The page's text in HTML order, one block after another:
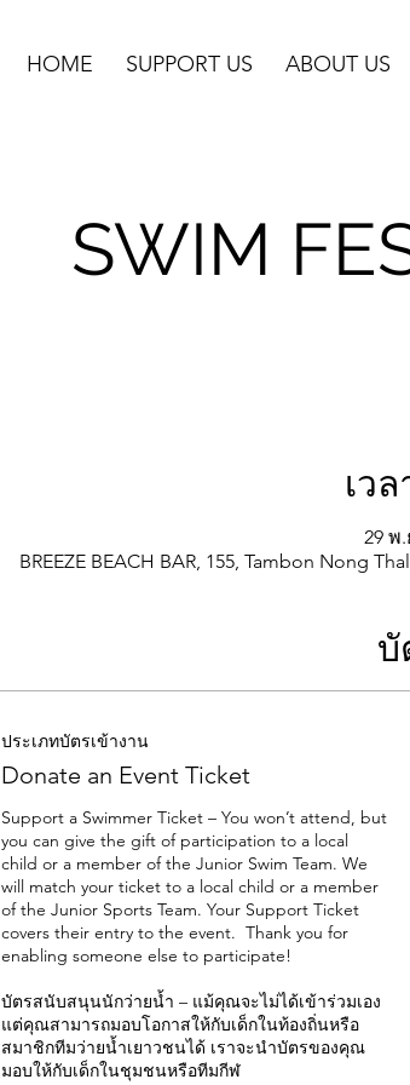
HOME SUPPORT US ABOUT US
SWIM
เว
29 พ.
BREEZE BEACH BAR, 155, Tambon Nong
บั
ประเภทบัตรเข้างาน
Donate an Event Ticket
Support a Swimmer Ticket – You won’t attend, but
you can give the gift of participation to a local
child or a member of the Junior Swim Team. We
will match your ticket to a local child or a member
of the Junior Sports Team. Your Support Ticket
covers their entry to the event.  Thank you for
enabling someone else to participate!
บัตรสนับสนุนนักว่ายน้ำ – แม้คุณจะไม่ได้เข้าร่วมเอง
แต่คุณสามารถมอบโอกาสให้กับเด็กในท้องถิ่นหรือ
สมาชิกทีมว่ายน้ำเยาวชนได้ เราจะนำบัตรของคุณ
มอบให้กับเด็กในชุมชนหรือทีมกีฬ